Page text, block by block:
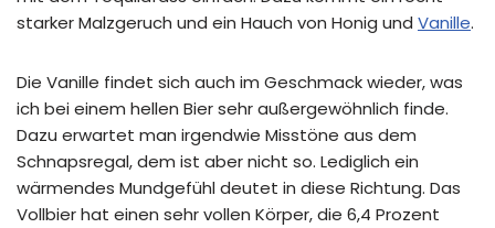
starker Malzgeruch und ein Hauch von Honig und Vanille.
Die Vanille findet sich auch im Geschmack wieder, was
ich bei einem hellen Bier sehr außergewöhnlich finde.
Dazu erwartet man irgendwie Misstöne aus dem
Schnapsregal, dem ist aber nicht so. Lediglich ein
wärmendes Mundgefühl deutet in diese Richtung. Das
Vollbier hat einen sehr vollen Körper, die 6,4 Prozent